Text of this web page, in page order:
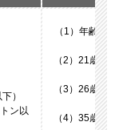
）
ン以
（1）年齢を
障
（2）21歳以
障
（3）26歳以
障
（4）35歳以